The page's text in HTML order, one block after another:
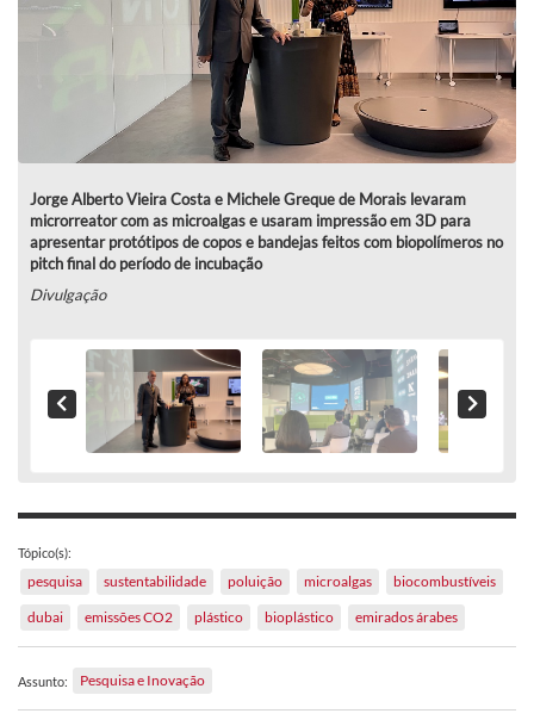
Jorge Alberto Vieira Costa e Michele Greque de Morais levaram
microrreator com as microalgas e usaram impressão em 3D para
apresentar protótipos de copos e bandejas feitos com biopolímeros no
pitch final do período de incubação
Divulgação
Tópico(s):
pesquisa sustentabilidade poluição microalgas
biocombustíveis
dubai
emissões CO2 plástico bioplástico emirados árabes
Assunto: Pesquisa e Inovação